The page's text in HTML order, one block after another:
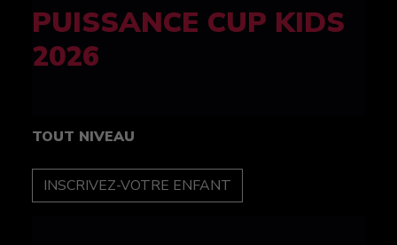
FELINE CUP 100%
féminine
TOUT NIVEAU
INSCRIPTION